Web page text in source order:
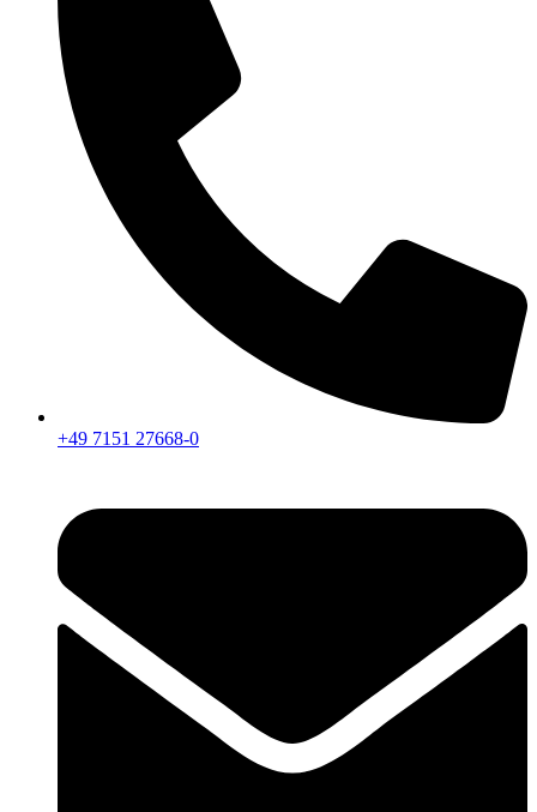
+49 7151 27668-0